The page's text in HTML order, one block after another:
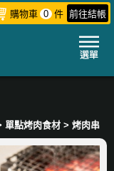
購物車 0 件 前往結帳
單點烤肉食材 > 烤肉串